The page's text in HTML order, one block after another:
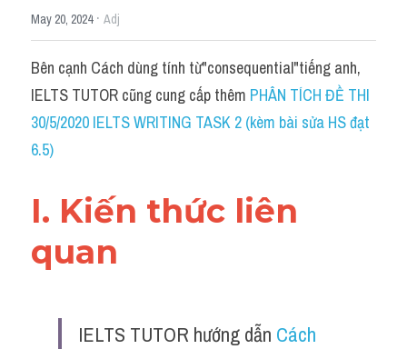
Từ vựng theo Topic
Vocabulary - Grammar
Grammar
Cách paraphrase
Part 2
Verb
May 20, 2024· Adj
Bên cạnh Cách dùng tính từ"consequential"tiếng anh,
IELTS TUTOR cũng cung cấp thêm PHÂN TÍCH ĐỀ THI
30/5/2020 IELTS WRITING TASK 2 (kèm bài sửa HS đạt
6.5)
I. Kiến thức liên
quan
IELTS TUTOR hướng dẫn Cách